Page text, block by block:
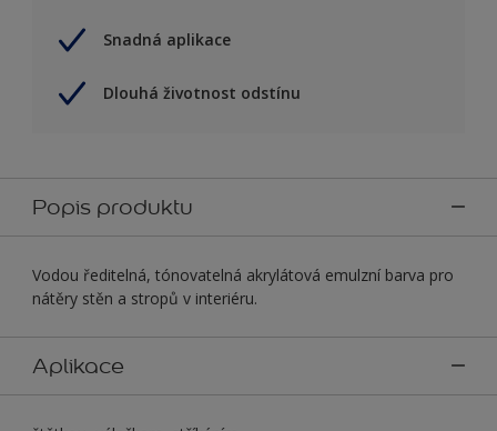
Snadná aplikace
Dlouhá životnost odstínu
Popis produktu
Vodou ředitelná, tónovatelná akrylátová emulzní barva pro
nátěry stěn a stropů v interiéru.
Aplikace